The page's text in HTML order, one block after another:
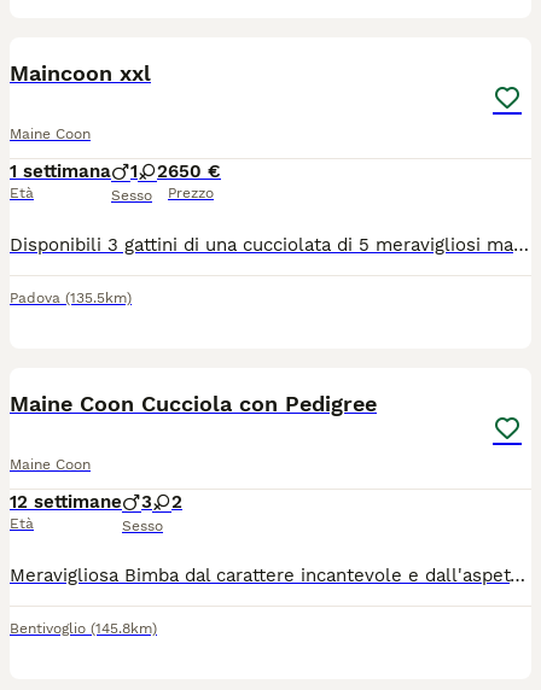
Maincoon xxl
Maine Coon
1 settimana
Età
1 2
Sesso
650 €
Prezzo
Disponibili 3 gattini di una cucciolata di 5 meravigliosi maincoon. Al momento hanno 1 mese già compiuto, sono: - 1 maschio tigrato - 2 femmine rosse Verranno ceduti con: 3 sverminazioni, antiparassitario esterno e 1 vaccino al compimento dei 3 mesi di vita. Vivono in casa a stretto contatto con noi e assiema a altri 5 gatti tra cui la mamma e il papà visibili in foto. Per qualsiasi informazione e per programmare le visite sono a disposizione. No pedigree ( perchè i genitori la mamma lo ha chiuso purtroppo)
Padova (135.5km)
Maine Coon Cucciola con Pedigree
Maine Coon
12 settimane
Età
3 2
Sesso
Meravigliosa Bimba dal carattere incantevole e dall'aspetto wild🍓🍓❤️abituata a cani e bambini cresciuta in ambiente domestico e famigliare. Allevamento Domus Oram Bologna
Bentivoglio (145.8km)